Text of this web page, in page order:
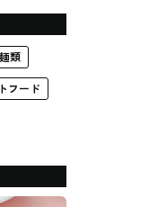
麺類
フード